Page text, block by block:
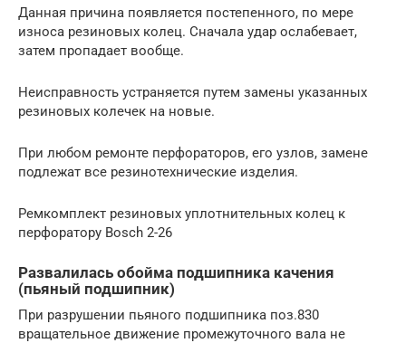
Данная причина появляется постепенного, по мере
износа резиновых колец. Сначала удар ослабевает,
затем пропадает вообще.
Неисправность устраняется путем замены указанных
резиновых колечек на новые.
При любом ремонте перфораторов, его узлов, замене
подлежат все резинотехнические изделия.
Ремкомплект резиновых уплотнительных колец к
перфоратору Bosch 2-26
Развалилась обойма подшипника качения
(пьяный подшипник)
При разрушении пьяного подшипника поз.830
вращательное движение промежуточного вала не